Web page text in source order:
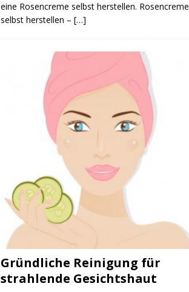
eine Rosencreme selbst herstellen. Rosencreme
selbst herstellen – […]
Gründliche Reinigung für
strahlende Gesichtshaut